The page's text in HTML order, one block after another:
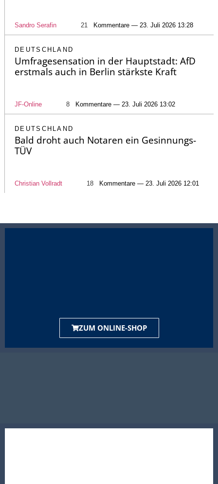
Sandro Serafin 21 Kommentare — 23. Juli 2026 13:28
DEUTSCHLAND
Umfragesensation in der Hauptstadt: AfD
erstmals auch in Berlin stärkste Kraft
JF-Online 8 Kommentare — 23. Juli 2026 13:02
DEUTSCHLAND
Bald droht auch Notaren ein Gesinnungs-
TÜV
Christian Vollradt 18 Kommentare — 23. Juli 2026 12:01
ZUM ONLINE-SHOP